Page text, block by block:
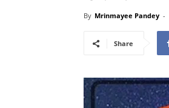
By Mrinmayee Pandey -
Share